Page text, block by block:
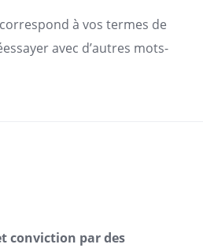
à vos termes de
avec d’autres mots-
conviction par des